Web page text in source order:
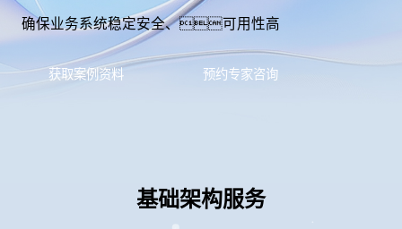
确保业务系统稳定安全、可用性高
获取案例资料 预约专家咨询
基础架构服务